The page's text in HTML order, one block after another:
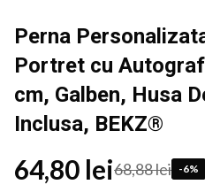
Perna
Portret cu
cm, Galben, Husa
Inclusa, BEKZ®
64,80 lei68,88 lei -6%